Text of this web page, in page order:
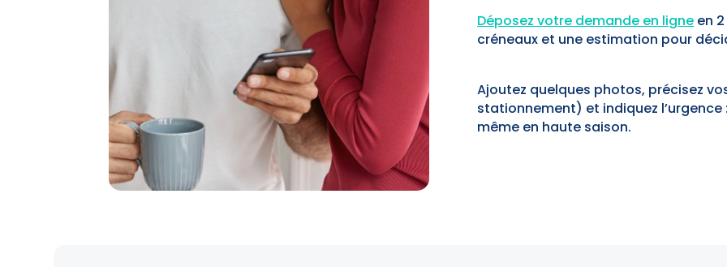
Déposez votre demande en ligne en
créneaux et une estimation pour
Ajoutez quelques photos, précisez
stationnement) et indiquez
même en haute saison.